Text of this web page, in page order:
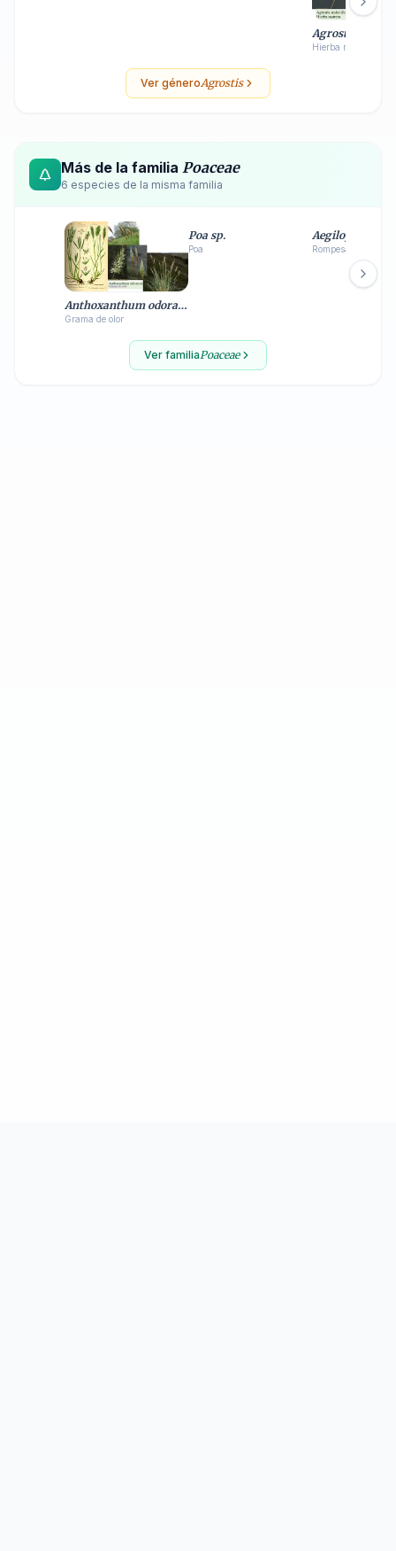
Agrostis
Hierba rastrera
Ver géneroAgrostis
Más de la familia Poaceae
6 especies de la misma familia
Anthoxanthum odoratum
Grama de olor
Poa sp.
Poa
Aegilops
Rompesacos
Ver familiaPoaceae